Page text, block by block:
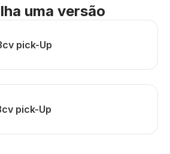
uma versão
pick-Up
pick-Up